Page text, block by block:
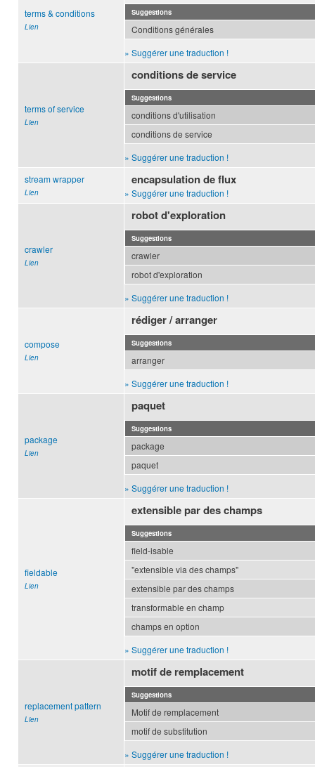
terms & conditions
Lien
Suggestions
Conditions générales
» Suggérer une traduction !
terms of service
Lien
conditions de service
Suggestions
conditions d'utilisation
conditions de service
» Suggérer une traduction !
stream wrapper
Lien
encapsulation de flux
» Suggérer une traduction !
crawler
Lien
robot d'exploration
Suggestions
crawler
robot d'exploration
» Suggérer une traduction !
compose
Lien
rédiger / arranger
Suggestions
arranger
» Suggérer une traduction !
package
Lien
paquet
Suggestions
package
paquet
» Suggérer une traduction !
fieldable
Lien
extensible par des champs
Suggestions
field-isable
"extensible via des champs"
extensible par des champs
transformable en champ
champs en option
» Suggérer une traduction !
replacement pattern
Lien
motif de remplacement
Suggestions
Motif de remplacement
motif de substitution
» Suggérer une traduction !